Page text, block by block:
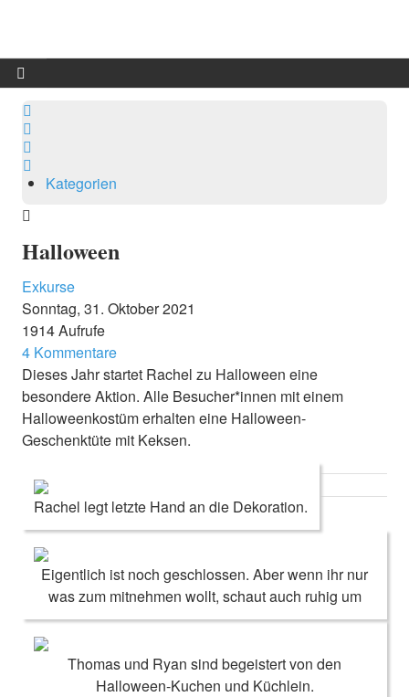
Start
Blog
Kategorie
Dramatis personae
Info
Benutzer
Kategorien
Halloween
Exkurse
Sonntag, 31. Oktober 2021
1914 Aufrufe
4 Kommentare
Dieses Jahr startet Rachel zu Halloween eine
besondere Aktion. Alle Besucher*innen mit einem
Halloweenkostüm erhalten eine Halloween-
Geschenktüte mit Keksen.
Rachel legt letzte Hand an die Dekoration.
Eigentlich ist noch geschlossen. Aber wenn ihr nur
was zum mitnehmen wollt, schaut auch ruhig um
Thomas und Ryan sind begeistert von den
Halloween-Kuchen und Küchlein.